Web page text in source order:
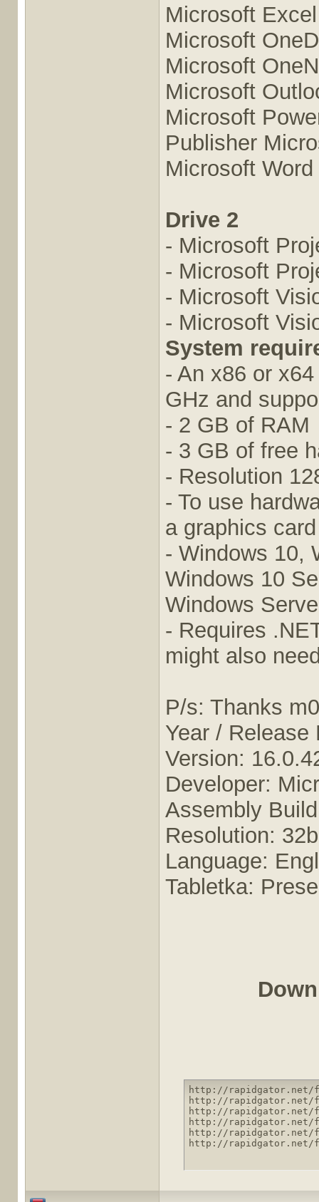
Microsoft
Microsoft
Microsoft
Microsoft
Microsoft
Publisher
Microsoft Word
Drive 2
- Microsoft
- Microsoft
- Microsoft
- Microsoft
System
- An x86 or
GHz and
- 2 GB of RAM
- 3 GB of free
- Resolution
- To use
a graphics
- Windows 10,
Windows 10
Windows
- Requires
might also
P/s: Thanks
Year / Release
Version:
Developer:
Assembly
Resolution:
Language:
Tabletka:
http://rapidgator.net/
http://rapidgator.net/
http://rapidgator.net/
http://rapidgator.net/
http://rapidgator.net/
http://rapidgator.net/